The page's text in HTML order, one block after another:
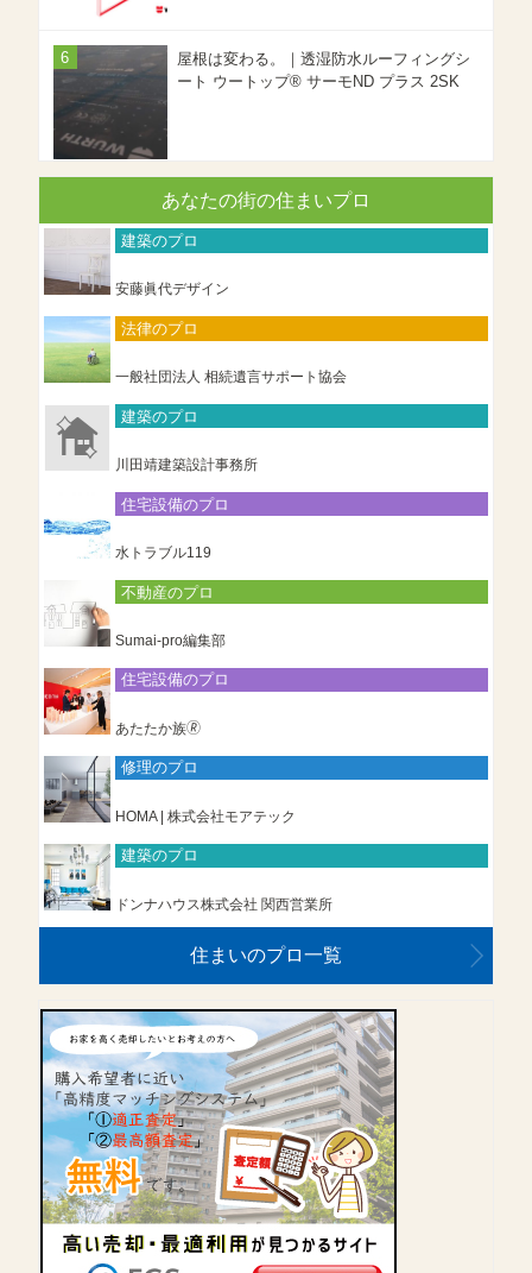
屋根は変わる。｜透湿防水ルーフィングシ
ート ウートップ® サーモND プラス 2SK
あなたの街の住まいプロ
建築のプロ
安藤眞代デザイン
法律のプロ
一般社団法人 相続遺言サポート協会
建築のプロ
川田靖建築設計事務所
住宅設備のプロ
水トラブル119
不動産のプロ
Sumai-pro編集部
住宅設備のプロ
あたたか族🄬
修理のプロ
HOMA | 株式会社モアテック
建築のプロ
ドンナハウス株式会社 関西営業所
住まいのプロ一覧